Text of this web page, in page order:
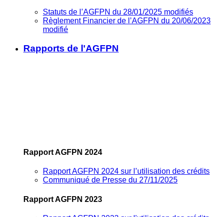
Statuts de l’AGFPN du 28/01/2025 modifiés
Règlement Financier de l’AGFPN du 20/06/2023
modifié
Rapports de l'AGFPN
Rapport AGFPN 2024
Rapport AGFPN 2024 sur l’utilisation des crédits
Communiqué de Presse du 27/11/2025
Rapport AGFPN 2023